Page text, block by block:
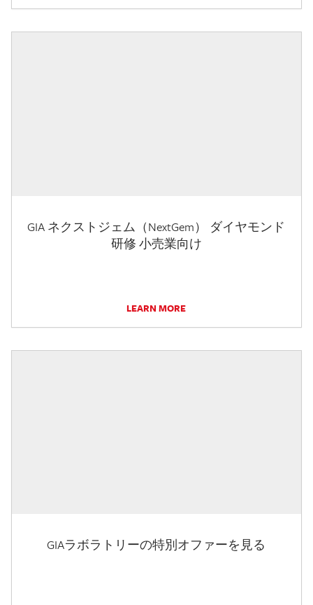
GIA ネクストジェム（NextGem） ダイヤモンド
研修 小売業向け
LEARN MORE
GIAラボラトリーの特別オファーを見る